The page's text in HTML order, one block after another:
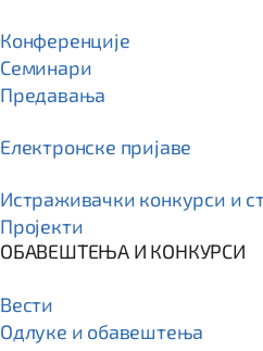
Конференције
Семинари
Предавања
Електронске пријаве
Истраживачки конкурси и
Пројекти
ОБАВЕШТЕЊА И КОНКУРСИ
Вести
Одлуке и обавештења